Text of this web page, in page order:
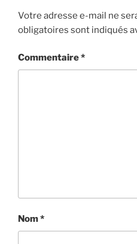
Votre adresse e-mail ne
obligatoires sont indiqués
Commentaire*
Nom*